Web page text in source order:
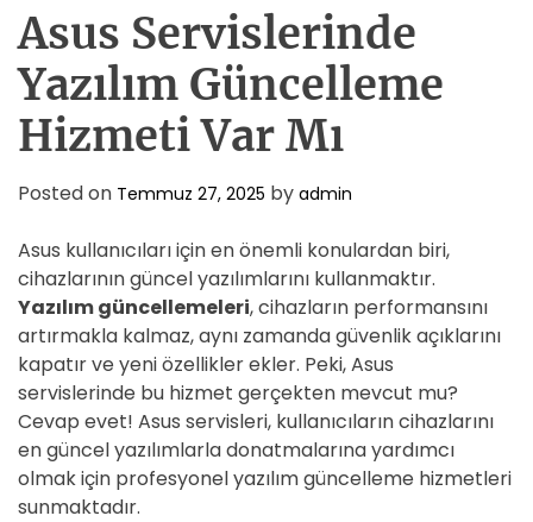
E
Asus Servislerinde
Yazılım Güncelleme
Hizmeti Var Mı
Posted on Temmuz 27, 2025 by admin
Asus kullanıcıları için en önemli konulardan biri,
cihazlarının güncel yazılımlarını kullanmaktır.
Yazılım güncellemeleri, cihazların performansını
artırmakla kalmaz, aynı zamanda güvenlik açıklarını
kapatır ve yeni özellikler ekler. Peki, Asus
servislerinde bu hizmet gerçekten mevcut mu?
Cevap evet! Asus servisleri, kullanıcıların cihazlarını
en güncel yazılımlarla donatmalarına yardımcı
olmak için profesyonel yazılım güncelleme hizmetleri
sunmaktadır.